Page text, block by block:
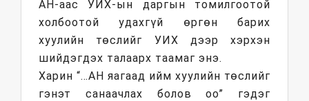
АН-аас УИХ-ын даргын томилгоотой
холбоотой удахгүй өргөн барих
хуулийн төслийг УИХ дээр хэрхэн
шийдэгдэх талаарх таамаг энэ.
Харин “…АН яагаад ийм хуулийн төслийг
гэнэт санаачлах болов оо” гэдэг